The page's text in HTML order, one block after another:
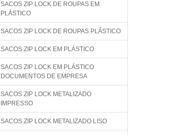
SACOS ZIP LOCK DE ROUPAS EM
PLÁSTICO
SACOS ZIP LOCK DE ROUPAS PLÁSTICO
SACOS ZIP LOCK EM PLÁSTICO
SACOS ZIP LOCK EM PLÁSTICO
DOCUMENTOS DE EMPRESA
SACOS ZIP LOCK METALIZADO
IMPRESSO
SACOS ZIP LOCK METALIZADO LISO